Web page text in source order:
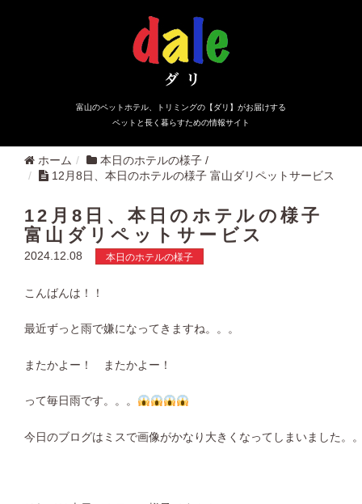
富山のペットホテル、トリミングの【ダリ】がお届けする
ペットと長く暮らすための情報サイト
ホーム 本日のホテルの様子 /
12月8日、本日のホテルの様子 富山ダリペットサービス
12月8日、本日のホテルの様子
富山ダリペットサービス
2024.12.08 本日のホテルの様子
こんばんは！！
最近ずっと雨で嫌になってきますね。。。
またかよー！ またかよー！
って毎日雨です。。。
今日のブログはミスで画像がかなり大きくなってしまいました。